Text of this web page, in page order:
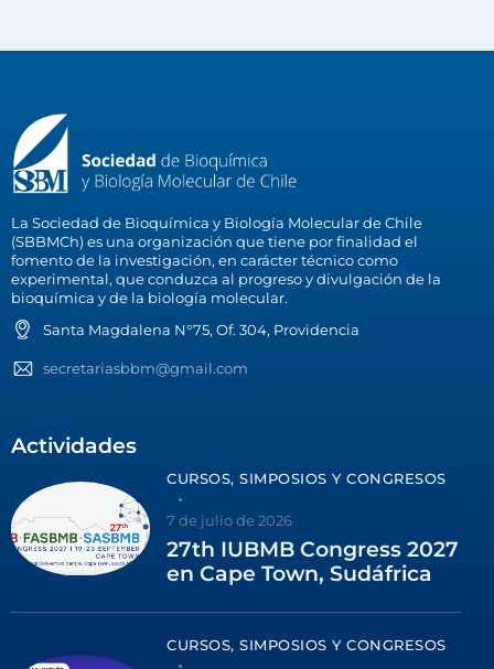
La Sociedad de Bioquímica y Biología Molecular de Chile
(SBBMCh) es una organización que tiene por finalidad el
fomento de la investigación, en carácter técnico como
experimental, que conduzca al progreso y divulgación de la
bioquímica y de la biología molecular.
Santa Magdalena N°75, Of. 304, Providencia
secretariasbbm@gmail.com
Actividades
CURSOS, SIMPOSIOS Y CONGRESOS
7 de julio de 2026
27th IUBMB Congress 2027
en Cape Town, Sudáfrica
CURSOS, SIMPOSIOS Y CONGRESOS